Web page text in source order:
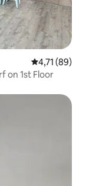
Gemiddelde
4,71 (89)
on 1st Floor